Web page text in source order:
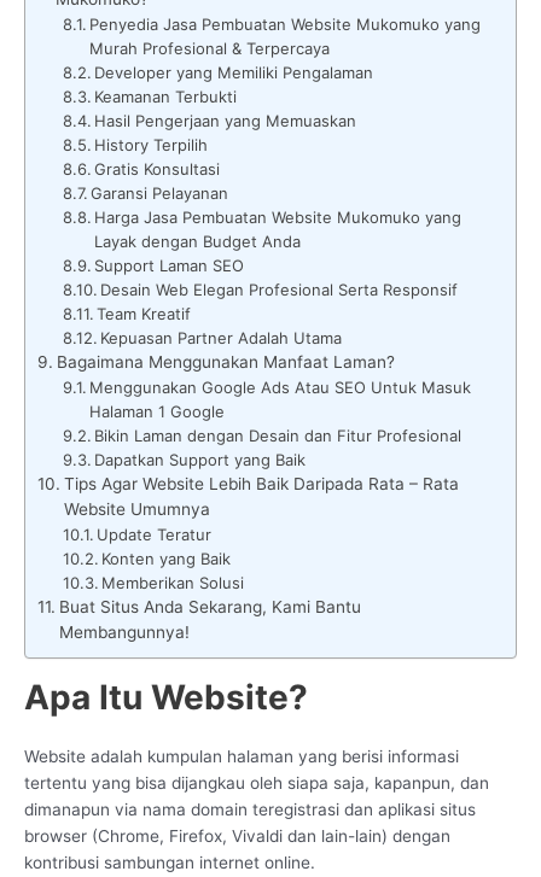
Penyedia Jasa Pembuatan Website Mukomuko yang
Murah Profesional & Terpercaya
Developer yang Memiliki Pengalaman
Keamanan Terbukti
Hasil Pengerjaan yang Memuaskan
History Terpilih
Gratis Konsultasi
Garansi Pelayanan
Harga Jasa Pembuatan Website Mukomuko yang
Layak dengan Budget Anda
Support Laman SEO
Desain Web Elegan Profesional Serta Responsif
Team Kreatif
Kepuasan Partner Adalah Utama
Bagaimana Menggunakan Manfaat Laman?
Menggunakan Google Ads Atau SEO Untuk Masuk
Halaman 1 Google
Bikin Laman dengan Desain dan Fitur Profesional
Dapatkan Support yang Baik
Tips Agar Website Lebih Baik Daripada Rata – Rata
Website Umumnya
Update Teratur
Konten yang Baik
Memberikan Solusi
Buat Situs Anda Sekarang, Kami Bantu
Membangunnya!
Apa Itu Website?
Website adalah kumpulan halaman yang berisi informasi
tertentu yang bisa dijangkau oleh siapa saja, kapanpun, dan
dimanapun via nama domain teregistrasi dan aplikasi situs
browser (Chrome, Firefox, Vivaldi dan lain-lain) dengan
kontribusi sambungan internet online.